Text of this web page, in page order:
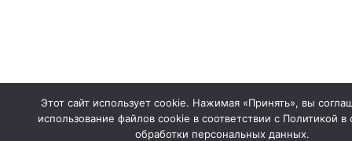
Этот сайт использует cookie. Нажимая «Принять», вы
использование файлов cookie в соответствии с Политикой
обработки персональных данных.